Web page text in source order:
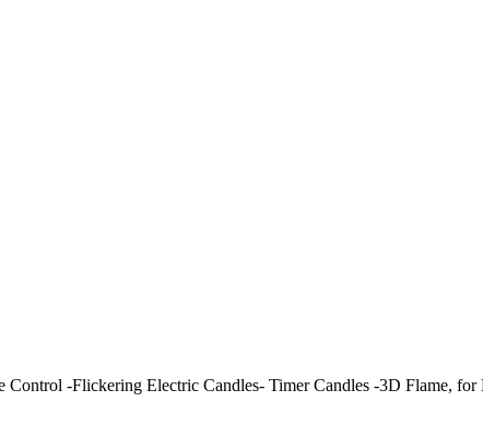
Control -Flickering Electric Candles- Timer Candles -3D Flame,